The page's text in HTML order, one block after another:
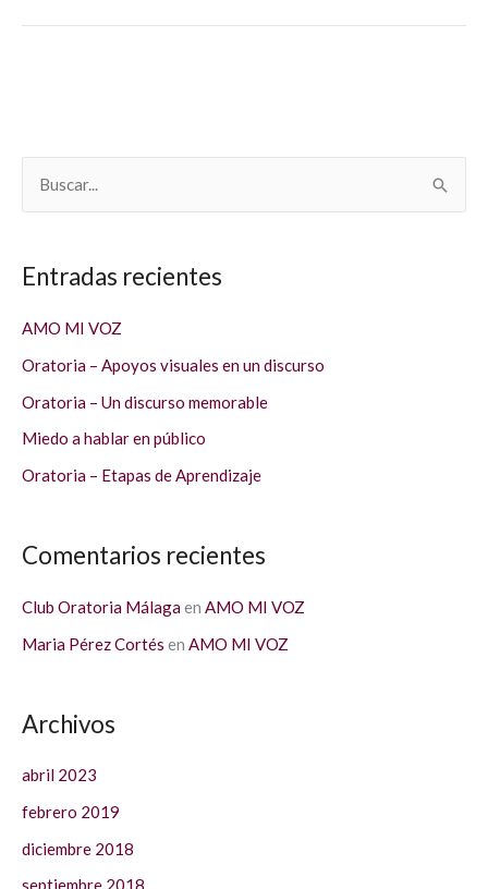
c
a
:
Entradas recientes
AMO MI VOZ
Oratoria – Apoyos visuales en un discurso
Oratoria – Un discurso memorable
Miedo a hablar en público
Oratoria – Etapas de Aprendizaje
Comentarios recientes
Club Oratoria Málagaen AMO MI VOZ
Maria Pérez Cortés en AMO MI VOZ
Archivos
abril 2023
febrero 2019
diciembre 2018